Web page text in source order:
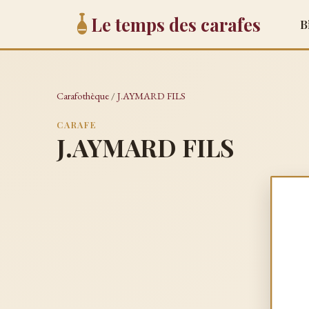
Le temps des carafes
Carafothèque /J.AYMARD FILS
CARAFE
J.AYMARD FILS